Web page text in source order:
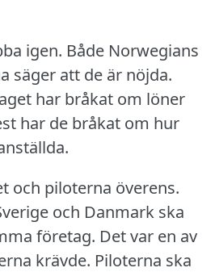
igen. Både Norwegians
säger att de är nöjda.
har bråkat om löner
har de bråkat om hur
och piloterna överens.
och Danmark ska
företag. Det var en av
krävde. Piloterna ska